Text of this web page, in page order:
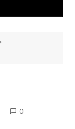
0